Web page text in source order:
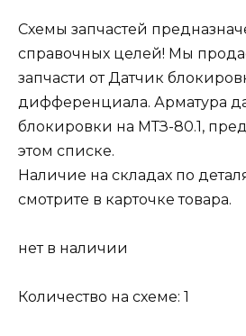
Схемы запчастей
справочных целей! Мы
запчасти от Датчик
дифференциала. Арматура
блокировки на МТЗ-80.1,
этом списке.
Наличие на складах по
смотрите в карточке товара.
нет в наличии
Количество на схеме: 1